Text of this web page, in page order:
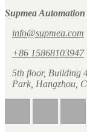
Supmea
info@supmea.com
+86 15868103947
5th floor, Building
Park, Hangzhou,